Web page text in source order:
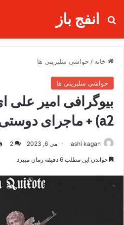
انفج باز
جستجو برای
خانه / حواشی سلبریتی ها
حواشی سلبریتی ها
بیوگرافی امیر علی
a2) + ماجرای دوستی او با سوگند
ashi kagan می 6, 2023 2
خواندن این مطلب 6 دقیقه زمان میبرد